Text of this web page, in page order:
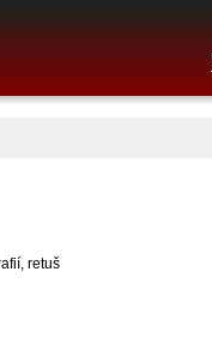
retuš